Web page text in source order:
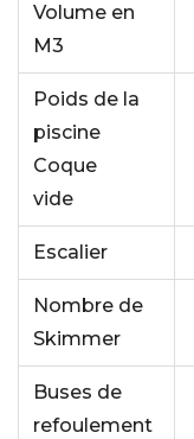
Volume en
M3
Poids de la
piscine
Coque
vide
Escalier
Nombre de
Skimmer
Buses de
refoulement